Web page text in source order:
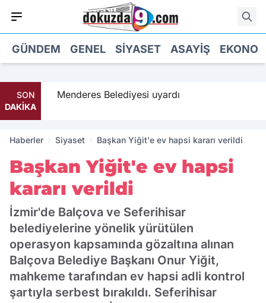
GÜNDEM GENEL SIYASET ASAYIŞ
SON
DAKİKA
geldi Menderes Belediyesi uyardı
Haberler Siyaset Başkan Yiğit'e ev hapsi kararı verildi
Başkan Yiğit'e ev hapsi
kararı verildi
İzmir'de Balçova ve Seferihisar
belediyelerine yönelik yürütülen
operasyon kapsamında gözaltına alınan
Balçova Belediye Başkanı Onur Yiğit,
mahkeme tarafından ev hapsi adli kontrol
şartıyla serbest bırakıldı. Seferihisar